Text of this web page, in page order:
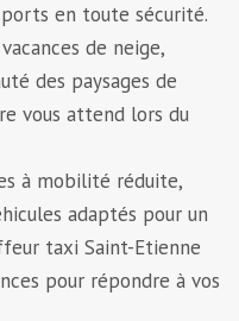
en toute sécurité.
de neige,
des paysages de
vous attend lors du
à mobilité réduite,
adaptés pour un
taxi Saint-Etienne
pour répondre à vos